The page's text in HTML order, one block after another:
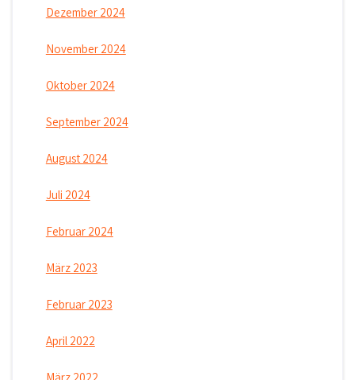
Dezember 2024
November 2024
Oktober 2024
September 2024
August 2024
Juli 2024
Februar 2024
März 2023
Februar 2023
April 2022